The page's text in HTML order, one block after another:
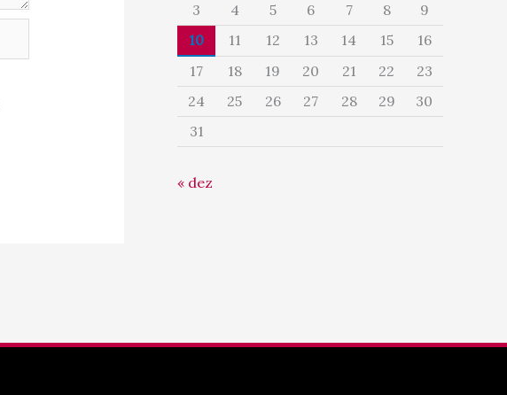
3
4 5 6 7 8
9
10
11 12 13 14 15
16
17
18 19 20 21 22
23
24
25 26 27 28 29
30
31
« dez